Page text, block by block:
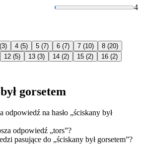
4
(3) 4 (5) 5 (7) 6 (7) 7 (10) 8 (20)
12 (5) 13 (3) 14 (2) 15 (2) 16 (2)
gorsetem
odpowiedź na hasło „ściskany był
odpowiedź „tors”?
pasujące do „ściskany był gorsetem”?